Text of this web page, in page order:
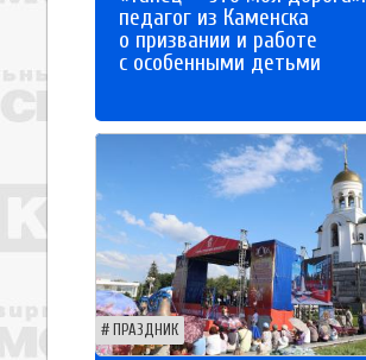
педагог из Каменска
о призвании и работе
с особенными детьми
ПРАЗДНИК